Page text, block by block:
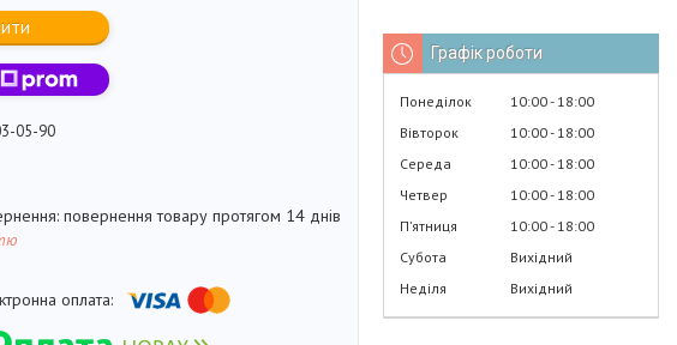
05-90
повернення товару протягом 14 днів
Графік роботи
Понеділок 10:00 18:00
Вівторок
10:00 18:00
Середа
10:00 18:00
Четвер
10:00 18:00
Пʼятниця
10:00 18:00
Субота
Вихідний
Неділя
Вихідний